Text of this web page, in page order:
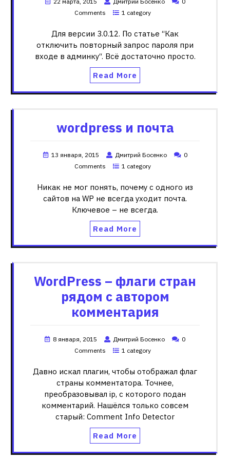
Comments
1 category
Для версии 3.0.12. По статье “Как
отключить повторный запрос пароля при
входе в админку“. Всё достаточно просто.
Read More
wordpress и почта
13 января, 2015 Дмитрий Босенко
0
Comments
1 category
Никак не мог понять, почему с одного из
сайтов на WP не всегда уходит почта.
Ключевое – не всегда.
Read More
WordPress – флаги стран
рядом с автором
комментария
8 января, 2015 Дмитрий Босенко
0
Comments
1 category
Давно искал плагин, чтобы отображал флаг
страны комментатора. Точнее,
преобразовывал ip, с которого подан
комментарий. Нашёлся только совсем
старый: Comment Info Detector
Read More